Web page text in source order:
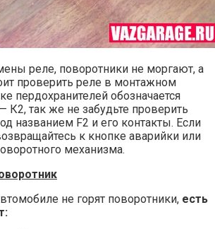
реле, поворотники не моргают, а
проверить реле в монтажном
пердохранителей обозначается
К2, так же не забудьте проверить
названием F2 и его контакты. Если
к кнопке аварийки или
механизма.
не горят поворотники, есть